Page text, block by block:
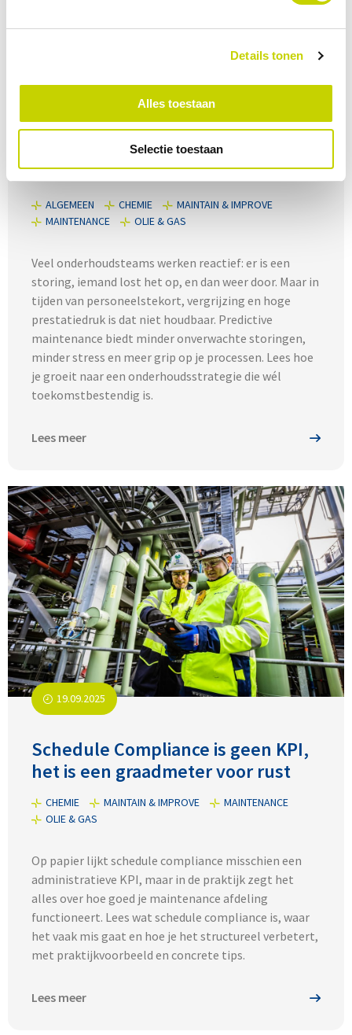
Details tonen
Alles toestaan
Selectie toestaan
Zo ziet een toekomstbestendig
maintenance team eruit
ALGEMEEN CHEMIE
MAINTAIN & IMPROVE
MAINTENANCE
OLIE & GAS
Veel onderhoudsteams werken reactief: er is een
storing, iemand lost het op, en dan weer door. Maar in
tijden van personeelstekort, vergrijzing en hoge
prestatiedruk is dat niet houdbaar. Predictive
maintenance biedt minder onverwachte storingen,
minder stress en meer grip op je processen. Lees hoe
je groeit naar een onderhoudsstrategie die wél
toekomstbestendig is.
Lees meer
19.09.2025
Schedule Compliance is geen KPI,
het is een graadmeter voor rust
CHEMIE MAINTAIN & IMPROVE
MAINTENANCE
OLIE & GAS
Op papier lijkt schedule compliance misschien een
administratieve KPI, maar in de praktijk zegt het
alles over hoe goed je maintenance afdeling
functioneert. Lees wat schedule compliance is, waar
het vaak mis gaat en hoe je het structureel verbetert,
met praktijkvoorbeeld en concrete tips.
Lees meer